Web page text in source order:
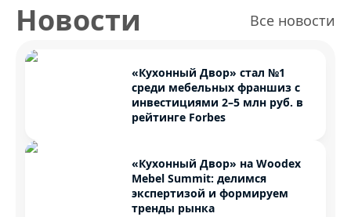
Новости Все новости
«Кухонный Двор» стал №1
среди мебельных франшиз с
инвестициями 2–5 млн руб. в
рейтинге Forbes
«Кухонный Двор» на Woodex
Mebel Summit: делимся
экспертизой и формируем
тренды рынка